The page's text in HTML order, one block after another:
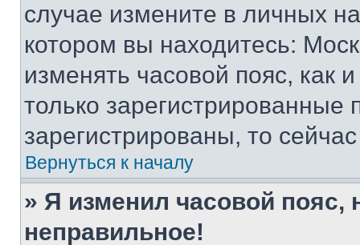
случае измените в личных
котором вы находитесь:
изменять часовой пояс, как
только
зарегистрированы, то
Вернуться к началу
» Я изменил часовой пояс,
неправильное!